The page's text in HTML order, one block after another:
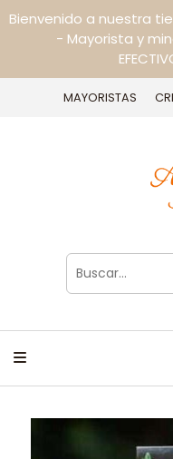
Bienvenido a nuestra
- Mayorista y
MAYORISTAS